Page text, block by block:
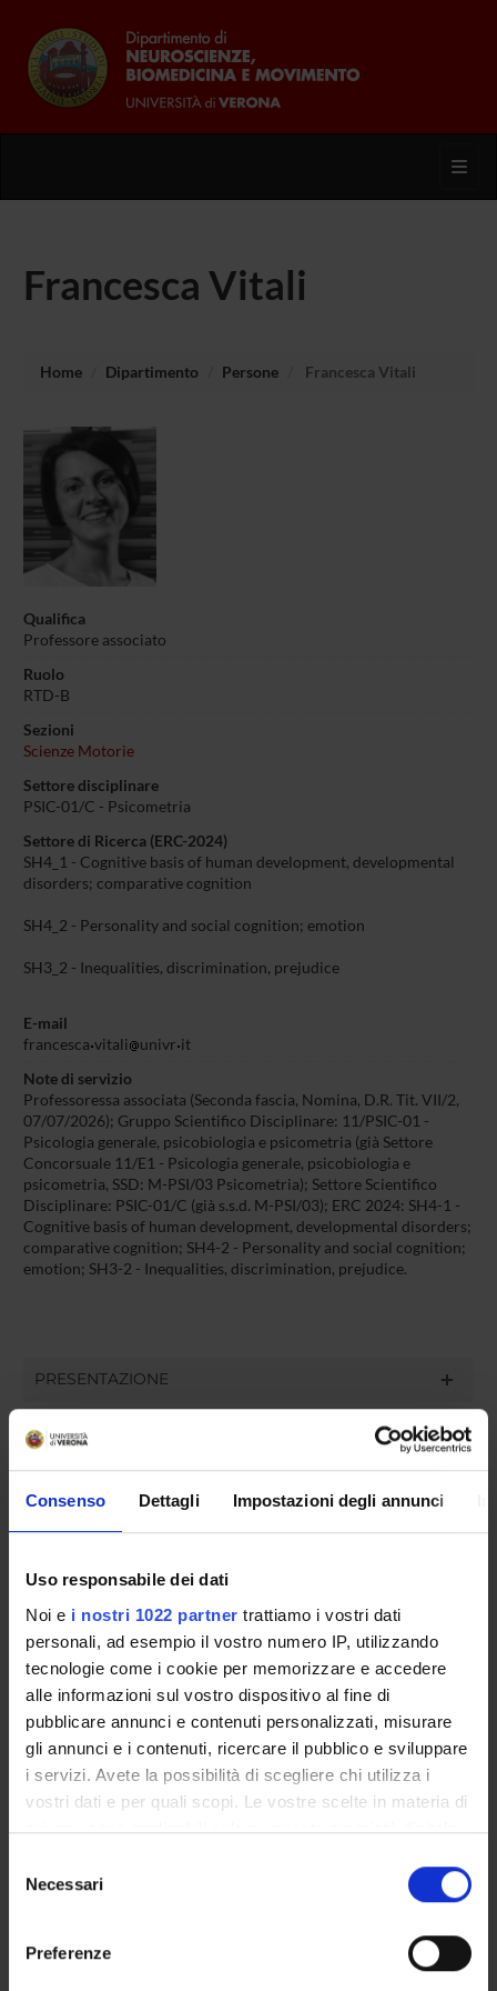
Consenso Dettagli Impostazioni degli annunci
Uso responsabile dei dati
Noi e i nostri 1022 partner trattiamo i vostri dati
personali, ad esempio il vostro numero IP, utilizzando
tecnologie come i cookie per memorizzare e accedere
alle informazioni sul vostro dispositivo al fine di
pubblicare annunci e contenuti personalizzati, misurare
gli annunci e i contenuti, ricercare il pubblico e sviluppare
i servizi. Avete la possibilità di scegliere chi utilizza i
vostri dati e per quali scopi. Le vostre scelte in materia di
privacy sono applicabili solo su questa proprietà digitale
modificare o revocare il proprio consenso in qualsiasi
momento dalla Dichiarazione sui cookie o facendo clic
delNecessari
Preferenze
Francesca Vitali
Home Dipartimento Persone Francesca Vitali
Qualifica
Professore associato
Ruolo
RTD-B
Sezioni
Scienze Motorie
Settore disciplinare
PSIC-01/C - Psicometria
Settore di Ricerca (ERC-2024)
SH4_1 - Cognitive basis of human development, developmental
disorders; comparative cognition
SH4_2 - Personality and social cognition; emotion
SH3_2 - Inequalities, discrimination, prejudice
E-mail
francesca vitali univr it
Note di servizio
Professoressa associata (Seconda fascia, Nomina, D.R. Tit. VII/2,
07/07/2026); Gruppo Scientifico Disciplinare: 11/PSIC-01 -
Psicologia generale, psicobiologia e psicometria (già Settore
Concorsuale 11/E1 - Psicologia generale, psicobiologia e
psicometria, SSD: M-PSI/03 Psicometria); Settore Scientifico
Disciplinare: PSIC-01/C (già s.s.d. M-PSI/03); ERC 2024: SH4-1 -
Cognitive basis of human development, developmental disorders;
comparative cognition; SH4-2 - Personality and social cognition;
emotion; SH3-2 - Inequalities, discrimination, prejudice.
PRESENTAZIONE
DIDATTICA
TERZA MISSIONE
PROGETTI
PUBBLICAZIONI
INCARICHI
ORGANIZZAZIONE
COMMISSIONI